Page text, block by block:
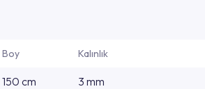
Boy Kalınlık
150 cm 3 mm